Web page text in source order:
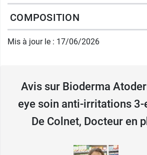
Intensive avec son soin anti-
glycérine. Celle-ci va également
sécheresse de la peau. Il
Lipigenium, qui contient des
céramides. Elle va permettre la
de protection à la surface de la
anti-inflammatoire qui va réduire
COMPOSITION
Mis à jour le : 17/06/2026
Avis sur Bioderma
eye soin anti-irritations 3-
De Colnet, Docteur en